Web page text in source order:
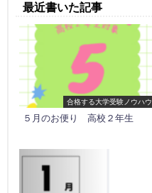
最近書いた記事
合格する大学受験ノウハウ
５月のお便り 高校２年生